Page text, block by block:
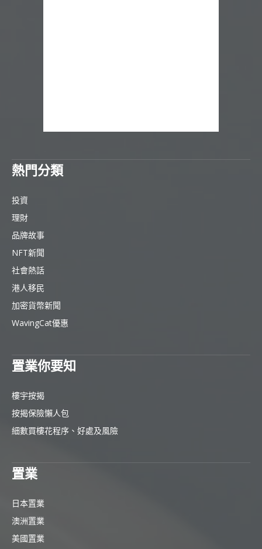
熱門分類
投資
理財
品牌故事
NFT新聞
社會熱話
港人移民
加密貨幣新聞
WavingCat優惠
置業你要知
樓宇按揭
按揭保險懶人包
細數買樓花程序、好處及風險
置業
日本置業
澳洲置業
美國置業